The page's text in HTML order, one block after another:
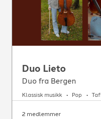
Duo Lieto
Duo fra Bergen
Klassisk musikk Pop
2 medlemmer